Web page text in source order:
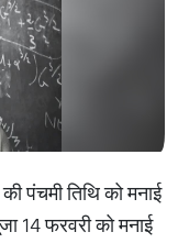
पंचमी तिथि को मनाई
14 फरवरी को मनाई